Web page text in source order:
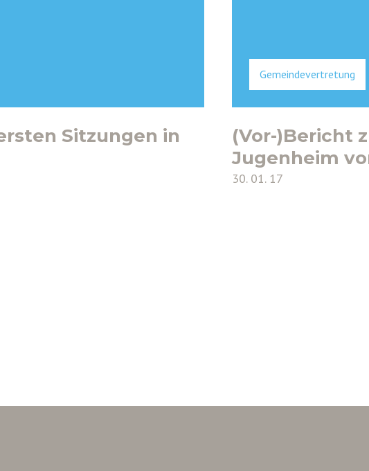
Sitzungen in
Gemeindevertretung
(Vor-)Bericht
Jugenheim
30. 01. 17